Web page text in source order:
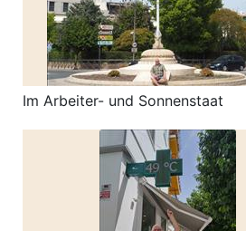
Im Arbeiter- und Sonnenstaat